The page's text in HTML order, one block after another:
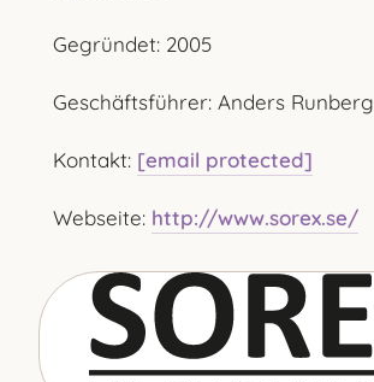
Gegründet: 2005
Geschäftsführer: Anders Runberg
Kontakt: [email protected]
Webseite: http://www.sorex.se/